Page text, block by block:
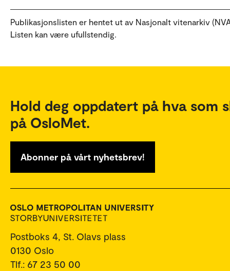
Publikasjonslisten er hentet ut av Nasjonalt vitenarkiv
Listen kan være ufullstendig.
Hold deg oppdatert på hva som
på OsloMet.
Abonner på vårt nyhetsbrev!
Postboks 4, St. Olavs plass
0130 Oslo
Tlf.: 67 23 50 00